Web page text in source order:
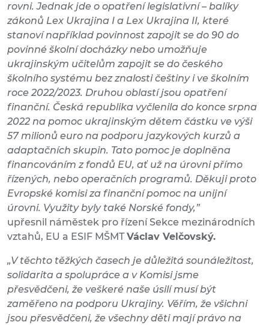
rovni. Jednak jde o opatření legislativní – balíky
zákonů Lex Ukrajina I a Lex Ukrajina II, které
stanoví například povinnost zapojit se do 90 do
povinné školní docházky nebo umožňuje
ukrajinským učitelům zapojit se do českého
školního systému bez znalosti češtiny i ve školním
roce 2022/2023. Druhou oblastí jsou opatření
finanční. Česká republika vyčlenila do konce srpna
2022 na pomoc ukrajinským dětem částku ve výši
57 milionů euro na podporu jazykových kurzů a
adaptačních skupin. Tato pomoc je doplněna
financováním z fondů EU, ať už na úrovni přímo
řízených, nebo operačních programů. Děkuji proto
Evropské komisi za finanční pomoc na unijní
úrovni. Využity byly také Norské fondy,”
upřesnil náměstek pro řízení Sekce mezinárodních
vztahů, EU a ESIF MŠMTVáclav Velčovský.
„V těchto těžkých časech je důležitá sounáležitost,
solidarita a spolupráce a v Komisi jsme
přesvědčeni, že veškeré naše úsilí musí být
zaměřeno na podporu Ukrajiny. Věřím, že všichni
jsou přesvědčeni, že všechny děti mají právo na